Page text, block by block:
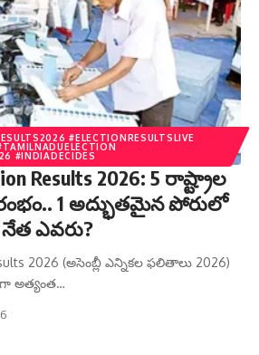
#ELECTIONRESULTSLIVE
#INDIADECIDES
Results 2026: 5 రాష్ట్రాల
1 అద్భుతమైన పోరులో
ఎవరు?
2026 (అసెంబ్లీ ఎన్నికల ఫలితాలు 2026)
అత్యంత…